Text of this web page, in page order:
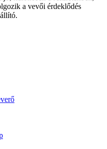
a vevői érdeklődés